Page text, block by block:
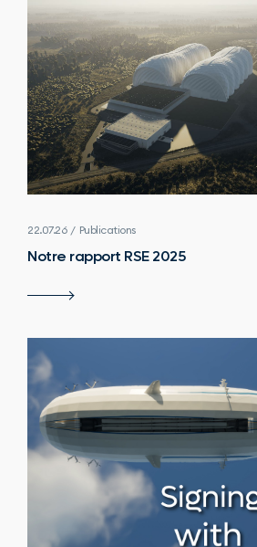
22.07.26 / Publications
Notre rapport RSE 2025